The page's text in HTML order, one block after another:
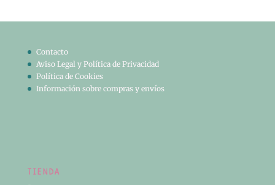
Contacto
Aviso Legal y Política de Privacidad
Política de Cookies
Información sobre compras y envíos
TIENDA